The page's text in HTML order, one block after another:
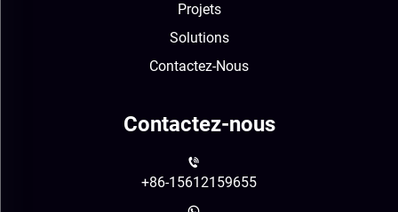
Projets
Solutions
Contactez-Nous
Contactez-nous
+86-15612159655